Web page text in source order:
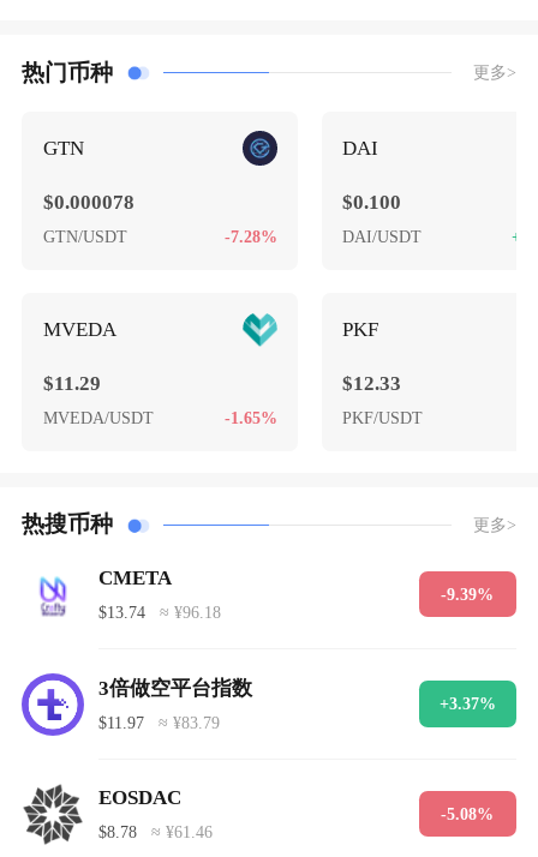
热门币种 更多>
GTN
$0.000078
GTN/USDT -7.28%
MVEDA
$11.29
MVEDA/USDT -1.65%
DAI
$0.100
DAI/USDT
PKF
$12.33
PKF/USDT
热搜币种 更多>
CMETA
$13.74 ≈ ¥96.18
-9.39%
3倍做空平台指数
$11.97 ≈ ¥83.79
+3.37%
EOSDAC
$8.78 ≈ ¥61.46
-5.08%